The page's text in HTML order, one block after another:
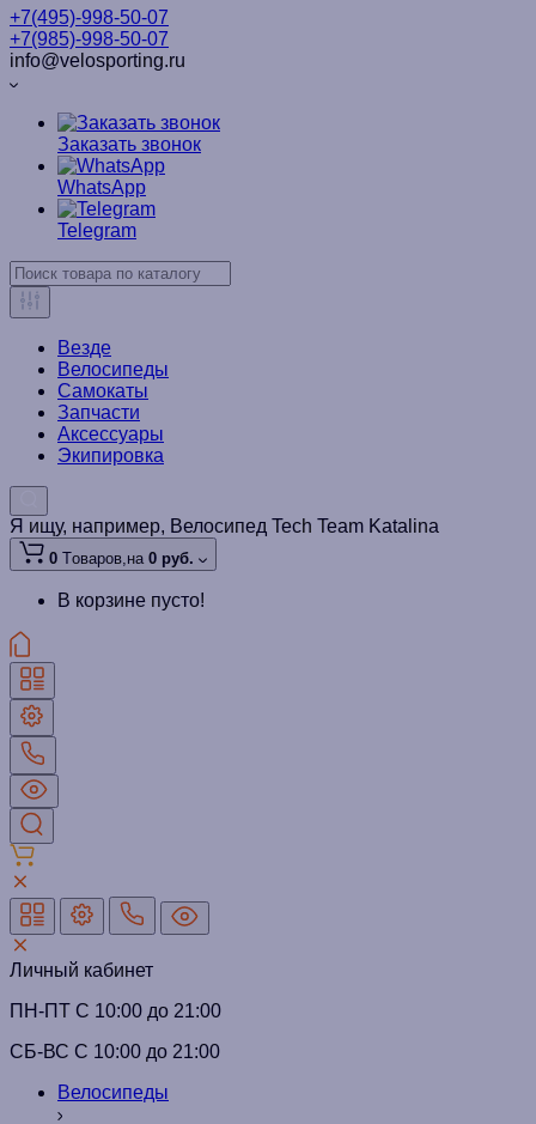
+7(495)-998-50-07
+7(985)-998-50-07
info@velosporting.ru
Заказать звонок
WhatsApp
Telegram
Везде
Велосипеды
Самокаты
Запчасти
Аксессуары
Экипировка
Я ищу, например, Велосипед Tech Team Katalina
0 Tоваров,на 0 руб.
В корзине пусто!
Личный кабинет
ПН-ПТ C 10:00 до 21:00
СБ-ВС С 10:00 до 21:00
Велосипеды